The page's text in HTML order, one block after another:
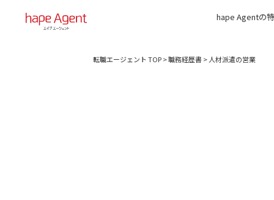
hape Agentの
転職エージェント TOP>職務経歴書> 人材派遣の営業